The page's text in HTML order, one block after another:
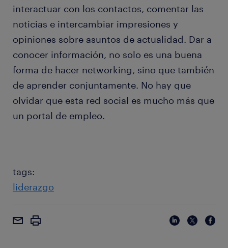
interactuar con los contactos, comentar las
noticias e intercambiar impresiones y
opiniones sobre asuntos de actualidad. Dar a
conocer información, no solo es una buena
forma de hacer networking, sino que también
de aprender conjuntamente. No hay que
olvidar que esta red social es mucho más que
un portal de empleo.
tags:
liderazgo